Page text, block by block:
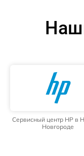
Сервисный центр HP в
Новгороде